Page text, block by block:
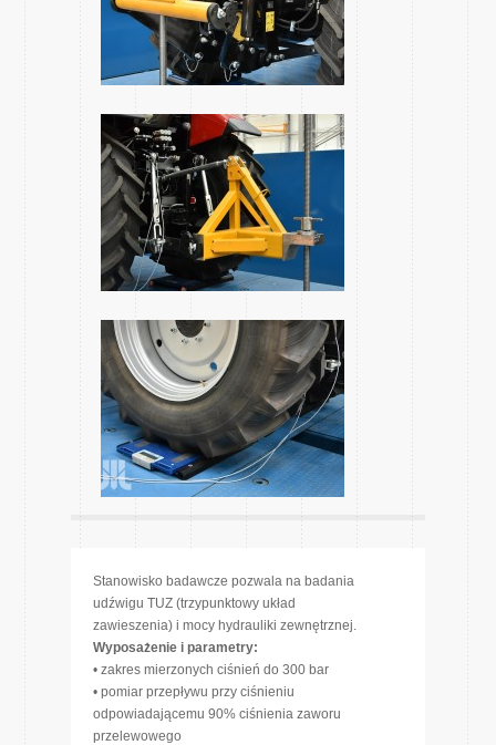
Stanowisko badawcze pozwala na badania
udźwigu TUZ (trzypunktowy układ
zawieszenia) i mocy hydrauliki zewnętrznej.
Wyposażenie i parametry:
• zakres mierzonych ciśnień do 300 bar
• pomiar przepływu przy ciśnieniu
odpowiadającemu 90% ciśnienia zaworu
przelewowego